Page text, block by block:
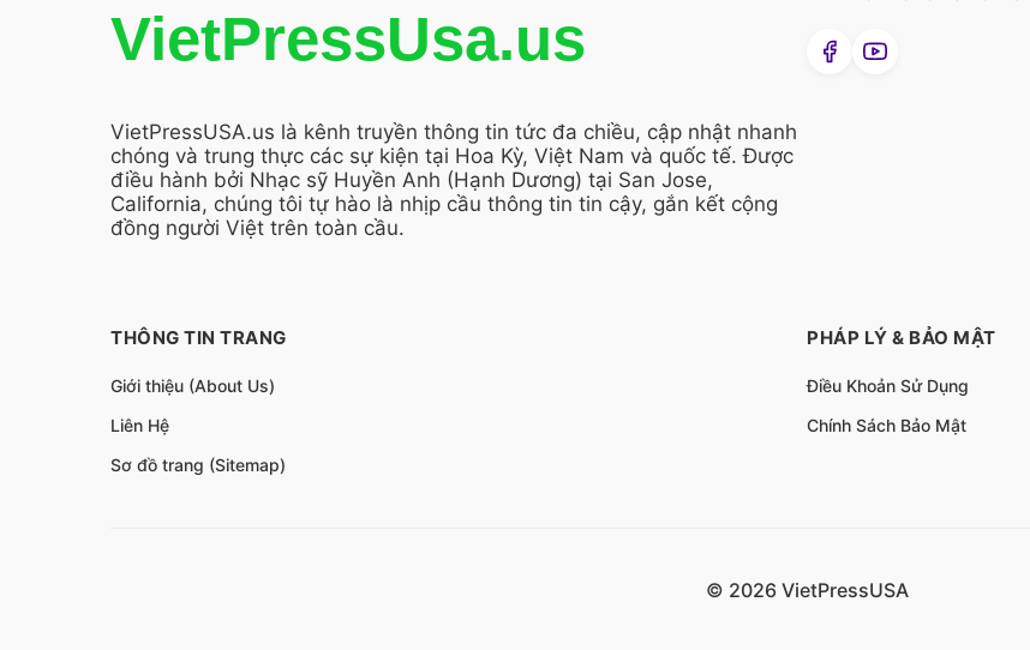
VietPressUsa.us
VietPressUSA.us là kênh truyền thông tin tức đa chiều, cập nhật nhanh
chóng và trung thực các sự kiện tại Hoa Kỳ, Việt Nam và quốc tế. Được
điều hành bởi Nhạc sỹ Huyền Anh (Hạnh Dương) tại San Jose,
California, chúng tôi tự hào là nhịp cầu thông tin tin cậy, gắn kết cộng
đồng người Việt trên toàn cầu.
THÔNG TIN TRANG
Giới thiệu (About Us)
Liên Hệ
Sơ đồ trang (Sitemap)
PHÁP LÝ & BẢO MẬT
Điều Khoản Sử Dụng
Chính Sách Bảo Mật
© 2026 VietPressUSA